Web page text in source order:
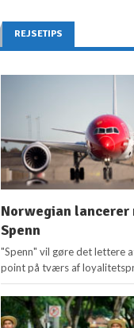
REJSETIPS
Norwegian lancerer
Spenn
"Spenn" vil gøre det lettere
point på tværs af